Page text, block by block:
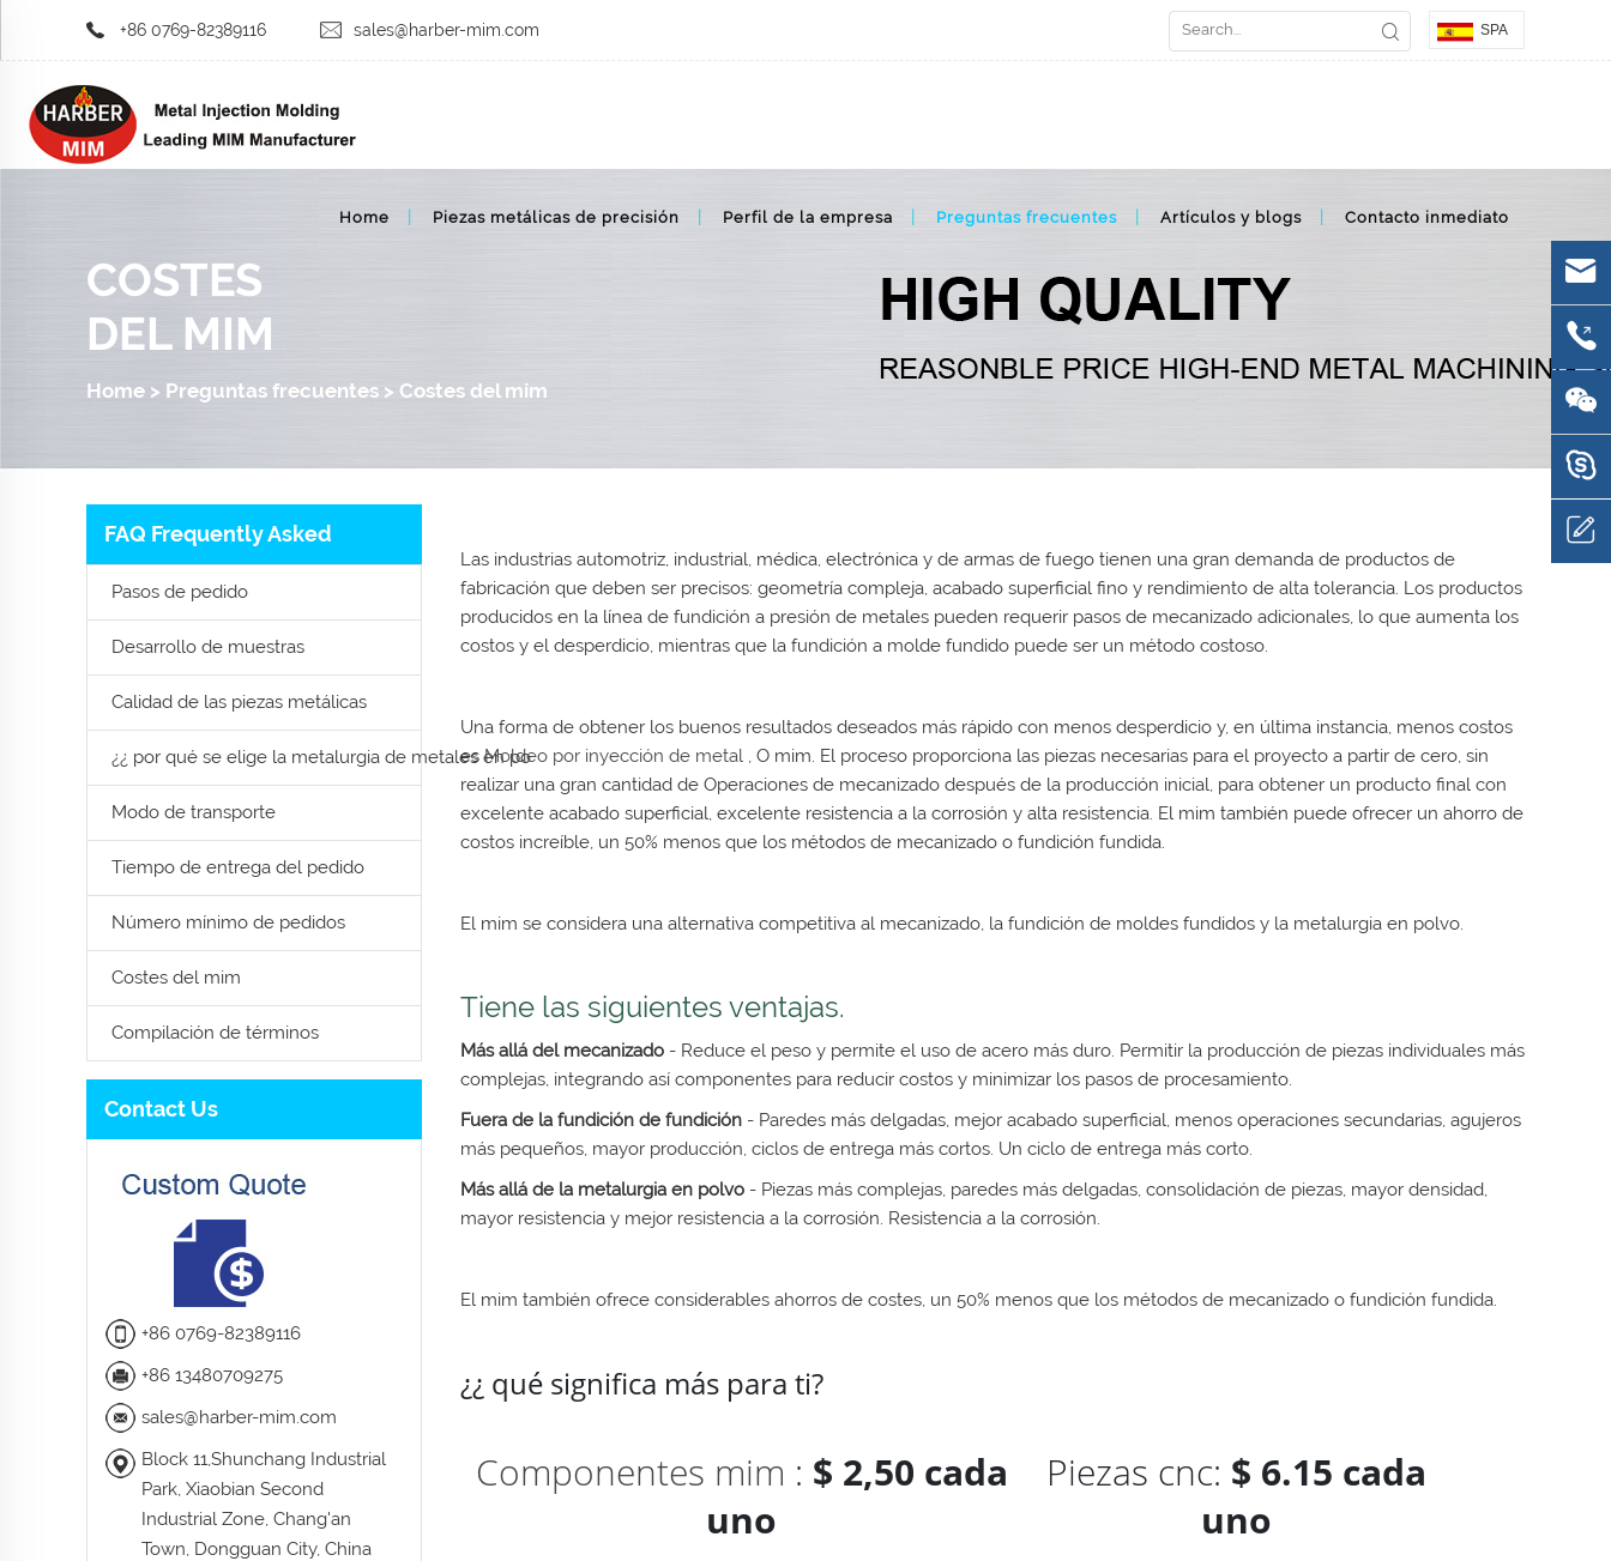
+86 0769-82389116 sales@harber-mim.com SPA
Home Piezas metálicas de precisión Perfil de la empresa Preguntas frecuentes Artículos y blogs Contacto inmediato
COSTES
DEL MIM
Home > Preguntas frecuentes > Costes del mim
FAQ Frequently Asked
Pasos de pedido
Desarrollo de muestras
Calidad de las piezas metálicas
¿¿ por qué se elige la metalurgia de metales en po
Modo de transporte
Tiempo de entrega del pedido
Número mínimo de pedidos
Costes del mim
Compilación de términos
Contact Us
+86 0769-82389116
+86 13480709275
sales@harber-mim.com
Block 11,Shunchang Industrial
Park, Xiaobian Second
Industrial Zone, Chang'an
Town, Dongguan City, China
Las industrias automotriz, industrial, médica, electrónica y de armas de fuego tienen una gran demanda de productos de
fabricación que deben ser precisos: geometría compleja, acabado superficial fino y rendimiento de alta tolerancia. Los productos
producidos en la línea de fundición a presión de metales pueden requerir pasos de mecanizado adicionales, lo que aumenta los
costos y el desperdicio, mientras que la fundición a molde fundido puede ser un método costoso.
Una forma de obtener los buenos resultados deseados más rápido con menos desperdicio y, en última instancia, menos costos
esMoldeo por inyección de metal , O mim. El proceso proporciona las piezas necesarias para el proyecto a partir de cero, sin
realizar una gran cantidad de Operaciones de mecanizado después de la producción inicial, para obtener un producto final con
excelente acabado superficial, excelente resistencia a la corrosión y alta resistencia. El mim también puede ofrecer un ahorro de
costos increíble, un 50% menos que los métodos de mecanizado o fundición fundida.
El mim se considera una alternativa competitiva al mecanizado, la fundición de moldes fundidos y la metalurgia en polvo.
Tiene las siguientes ventajas.
Más allá del mecanizado - Reduce el peso y permite el uso de acero más duro. Permitir la producción de piezas individuales más
complejas, integrando así componentes para reducir costos y minimizar los pasos de procesamiento.
Fuera de la fundición de fundición - Paredes más delgadas, mejor acabado superficial, menos operaciones secundarias, agujeros
más pequeños, mayor producción, ciclos de entrega más cortos. Un ciclo de entrega más corto.
Más allá de la metalurgia en polvo - Piezas más complejas, paredes más delgadas, consolidación de piezas, mayor densidad,
mayor resistencia y mejor resistencia a la corrosión. Resistencia a la corrosión.
El mim también ofrece considerables ahorros de costes, un 50% menos que los métodos de mecanizado o fundición fundida.
¿¿ qué significa más para ti?
Componentes mim : $ 2,50 cada
uno
Piezas cnc: $ 6.15 cada
uno